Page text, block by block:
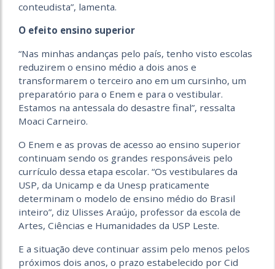
conteudista”, lamenta.
O efeito ensino superior
“Nas minhas andanças pelo país, tenho visto escolas
reduzirem o ensino médio a dois anos e
transformarem o terceiro ano em um cursinho, um
preparatório para o Enem e para o vestibular.
Estamos na antessala do desastre final”, ressalta
Moaci Carneiro.
O Enem e as provas de acesso ao ensino superior
continuam sendo os grandes responsáveis pelo
currículo dessa etapa escolar. “Os vestibulares da
USP, da Unicamp e da Unesp praticamente
determinam o modelo de ensino médio do Brasil
inteiro”, diz Ulisses Araújo, professor da escola de
Artes, Ciências e Humanidades da USP Leste.
E a situação deve continuar assim pelo menos pelos
próximos dois anos, o prazo estabelecido por Cid